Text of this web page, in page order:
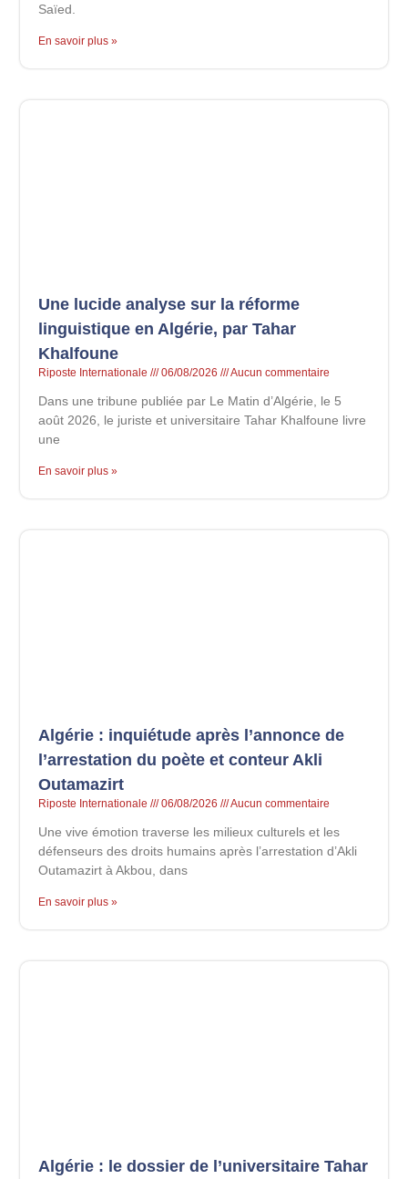
Saïed.
En savoir plus »
Une lucide analyse sur la réforme
linguistique en Algérie, par Tahar
Khalfoune
Riposte Internationale 06/08/2026 Aucun commentaire
Dans une tribune publiée par Le Matin d’Algérie, le 5
août 2026, le juriste et universitaire Tahar Khalfoune livre
une
En savoir plus »
Algérie : inquiétude après l’annonce de
l’arrestation du poète et conteur Akli
Outamazirt
Riposte Internationale 06/08/2026 Aucun commentaire
Une vive émotion traverse les milieux culturels et les
défenseurs des droits humains après l’arrestation d’Akli
Outamazirt à Akbou, dans
En savoir plus »
Algérie : le dossier de l’universitaire Tahar